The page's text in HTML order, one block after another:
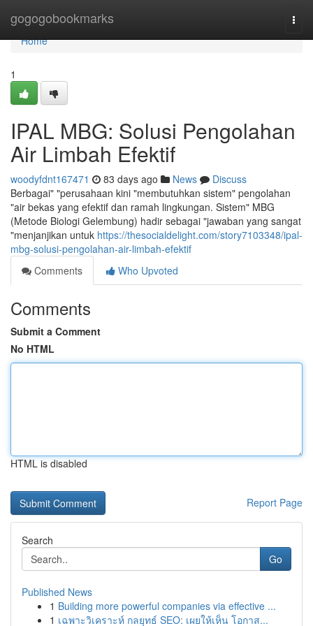
gogogobookmarks
Home
Home
1
IPAL MBG: Solusi Pengolahan
Air Limbah Efektif
woodyfdnt167471 83 days ago News
Discuss
Berbagai" "perusahaan kini "membutuhkan sistem" pengolahan
"air bekas yang efektif dan ramah lingkungan. Sistem" MBG
(Metode Biologi Gelembung) hadir sebagai "jawaban yang sangat
"menjanjikan untuk https://thesocialdelight.com/story7103348/ipal-
mbg-solusi-pengolahan-air-limbah-efektif
Comments
Who Upvoted
Comments
Submit a Comment
No HTML
HTML is disabled
Report Page
Search
Go
Published News
1 Building more powerful companies via effective ...
1 เฉพาะวิเคราะห์ กลยุทธ์ SEO: เผยให้เห็น โอกาส...